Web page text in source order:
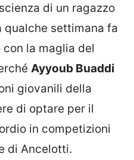
di un ragazzo
qualche settimana fa
la maglia del
Ayyoub Buaddi
giovanili della
di optare per il
in competizioni
di Ancelotti.